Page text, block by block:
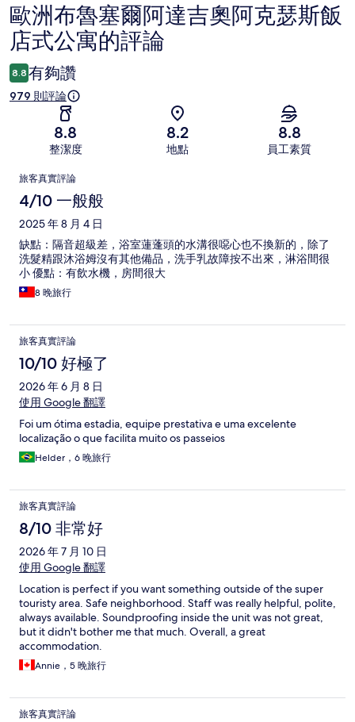
評
論
歐洲布魯塞爾阿達吉奧阿克瑟斯飯
店式公寓的評論
8.8 有夠讚
979 則評論
8.8
整潔度
8.2
地點
8.8
員工素質
評
論
旅客真實評論
4/10 一般般
2025 年 8 月 4 日
缺點：隔音超級差，浴室蓮蓬頭的水溝很噁心也不換新的，除了
洗髮精跟沐浴姆沒有其他備品，洗手乳故障按不出來，淋浴間很
小 優點：有飲水機，房間很大
8 晚旅行
旅客真實評論
10/10 好極了
2026 年 6 月 8 日
使用 Google 翻譯
Foi um ótima estadia, equipe prestativa e uma excelente
localização o que facilita muito os passeios
Helder，6 晚旅行
旅客真實評論
8/10 非常好
2026 年 7 月 10 日
使用 Google 翻譯
Location is perfect if you want something outside of the super
touristy area. Safe neighborhood. Staff was really helpful, polite,
always available. Soundproofing inside the unit was not great,
but it didn't bother me that much. Overall, a great
accommodation.
Annie，5 晚旅行
旅客真實評論